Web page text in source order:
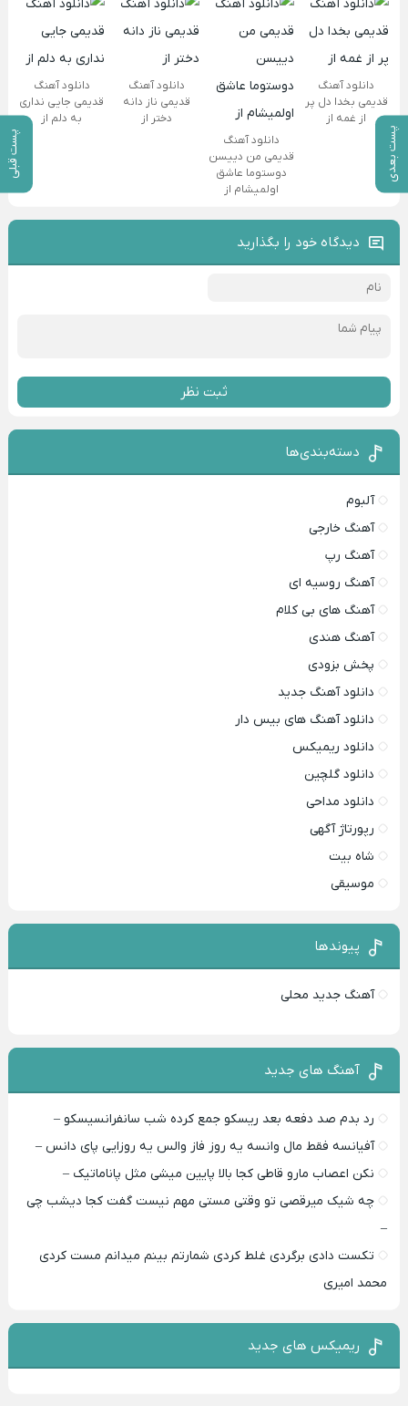
پست بعدی پست قبلی
دانلود آهنگ
قدیمی بخدا دل پر
از غمه از
دانلود آهنگ
قدیمی من دییسن
دوستوما عاشق
اولمیشام از
دانلود آهنگ
قدیمی ناز دانه
دختر از
دانلود آهنگ
قدیمی جایی نداری
به دلم از
دیدگاه خود را بگذارید
ثبت نظر
دسته‌بندی‌ها
آلبوم
آهنگ خارجی
آهنگ رپ
آهنگ روسیه ای
آهنگ های بی کلام
آهنگ هندی
پخش بزودی
دانلود آهنگ جدید
دانلود آهنگ های بیس دار
دانلود ریمیکس
دانلود گلچین
دانلود مداحی
رپورتاژ آگهی
شاه بیت
موسیقی
پیوندها
آهنگ جدید محلی
آهنگ های جدید
رد بدم صد دفعه بعد ریسکو جمع کرده شب سانفرانسیسکو –
آفیانسه فقط مال وانسه یه روز فاز والس یه روزایی پای دانس –
نکن اعصاب مارو قاطی کجا بالا پایین میشی مثل پاناماتیک –
چه شیک میرقصی تو وقتی مستی مهم نیست گفت کجا دیشب چی
–
تکست دادی برگردی غلط کردی شمارتم بینم میدانم مست کردی
محمد امیری
ریمیکس های جدید